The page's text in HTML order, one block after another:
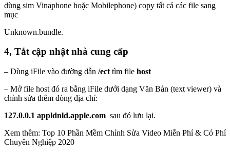
dùng sim Vinaphone hoặc Mobilephone) copy tất cả các file sang
mục
Unknown.bundle.
4, Tắt cập nhật nhà cung cấp
– Dùng iFile vào đường dẫn /ect tìm file host
– Mở file host đó ra bằng iFile dưới dạng Văn Bản (text viewer) và
chỉnh sửa thêm dòng địa chỉ:
127.0.0.1 appldnld.apple.com sau đó lưu lại.
Xem thêm: Top 10 Phần Mềm Chỉnh Sửa Video Miễn Phí & Có Phí
Chuyên Nghiệp 2020